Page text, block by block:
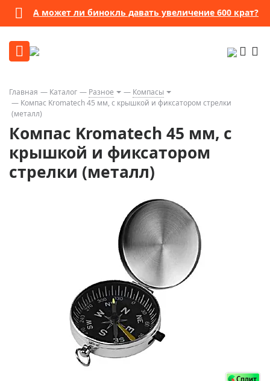
А может ли бинокль давать увеличение 600 крат?
Главная Каталог Разное
Компасы
Компас Kromatech 45 мм, с крышкой и фиксатором стрелки
(металл)
Компас Kromatech 45 мм, с
крышкой и фиксатором
стрелки (металл)